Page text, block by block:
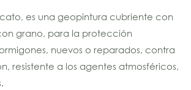
es una geopintura cubriente con
grano, para la protección
nuevos o reparados, contra
resistente a los agentes atmosféricos,